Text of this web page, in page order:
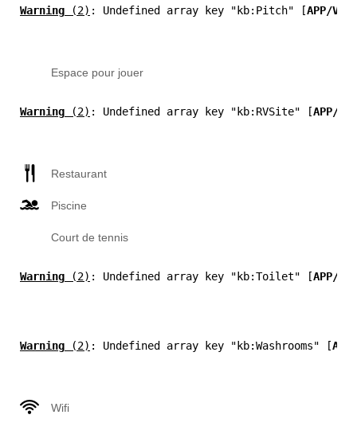
Warning (2) : Undefined array key "kb:Pitch" [APP/
Espace pour jouer
Warning (2) : Undefined array key "kb:RVSite" [APP/
Restaurant
Piscine
Court de tennis
Warning (2) : Undefined array key "kb:Toilet" [APP/
Warning (2) : Undefined array key "kb:Washrooms" [
Wifi